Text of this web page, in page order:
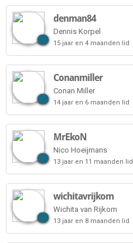
denman84
Dennis Korpel
15 jaar en 4 maanden lid
Conanmiller
Conan Miller
14 jaar en 6 maanden lid
MrEkoN
Nico Hoeijmans
13 jaar en 11 maanden lid
wichitavrijkom
Wichita van Rijkom
13 jaar en 8 maanden lid